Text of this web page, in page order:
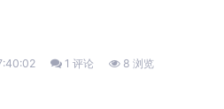
1 评论 8 浏览